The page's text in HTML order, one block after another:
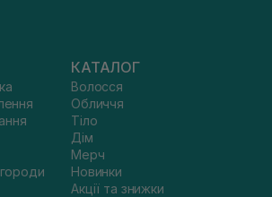
КАТАЛОГ
Волосся
Обличчя
Тіло
Дім
Мерч
Новинки
Акції та знижки